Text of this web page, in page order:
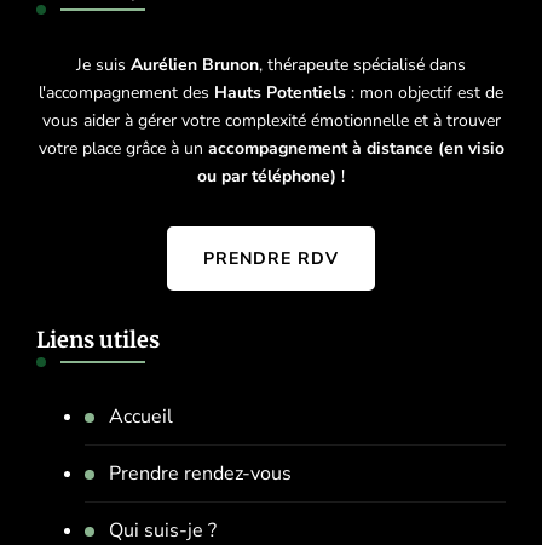
Je suis Aurélien Brunon, thérapeute spécialisé dans
l'accompagnement des Hauts Potentiels : mon objectif est de
vous aider à gérer votre complexité émotionnelle et à trouver
votre place grâce à un accompagnement à distance (en visio
ou par téléphone) !
PRENDRE RDV
Liens utiles
Accueil
Prendre rendez-vous
Qui suis-je ?